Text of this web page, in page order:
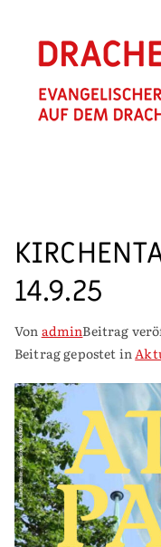
Inhalt
springen
14.9.25
Von adminBeitrag
Beitrag gepostet in